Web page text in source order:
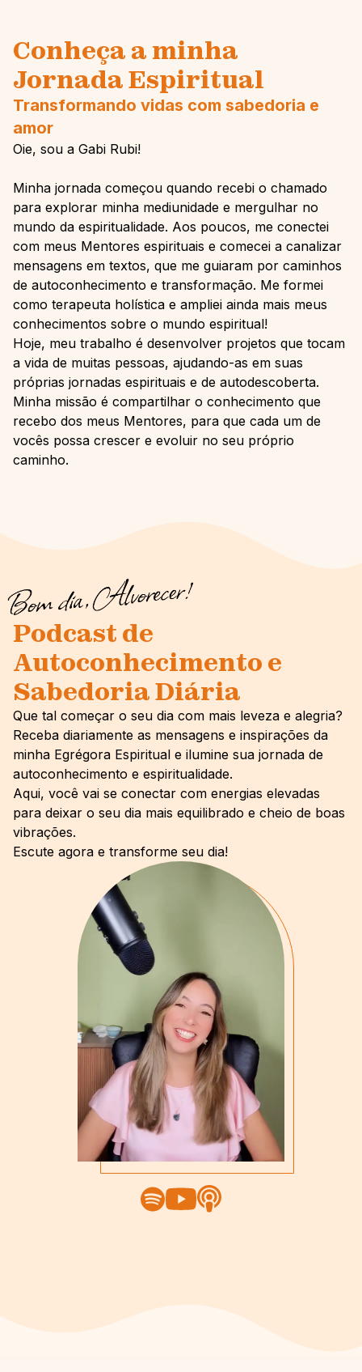
Conheça a minha
Jornada Espiritual
Transformando vidas com sabedoria e
amor
Oie, sou a Gabi Rubi!
Minha jornada começou quando recebi o chamado
para explorar minha mediunidade e mergulhar no
mundo da espiritualidade. Aos poucos, me conectei
com meus Mentores espirituais e comecei a canalizar
mensagens em textos, que me guiaram por caminhos
de autoconhecimento e transformação. Me formei
como terapeuta holística e ampliei ainda mais meus
conhecimentos sobre o mundo espiritual!
Hoje, meu trabalho é desenvolver projetos que tocam
a vida de muitas pessoas, ajudando-as em suas
próprias jornadas espirituais e de autodescoberta.
Minha missão é compartilhar o conhecimento que
recebo dos meus Mentores, para que cada um de
vocês possa crescer e evoluir no seu próprio
caminho.
Bom Dia Alvorecer
Podcast de
Autoconhecimento e
Sabedoria Diária
Que tal começar o seu dia com mais leveza e alegria?
Receba diariamente as mensagens e inspirações da
minha Egrégora Espiritual e ilumine sua jornada de
autoconhecimento e espiritualidade.
Aqui, você vai se conectar com energias elevadas
para deixar o seu dia mais equilibrado e cheio de boas
vibrações.
Escute agora e transforme seu dia!